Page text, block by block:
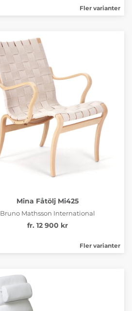
Fler varianter
Mina Fåtölj Mi425
Bruno Mathsson International
fr. 12 900 kr
Fler varianter